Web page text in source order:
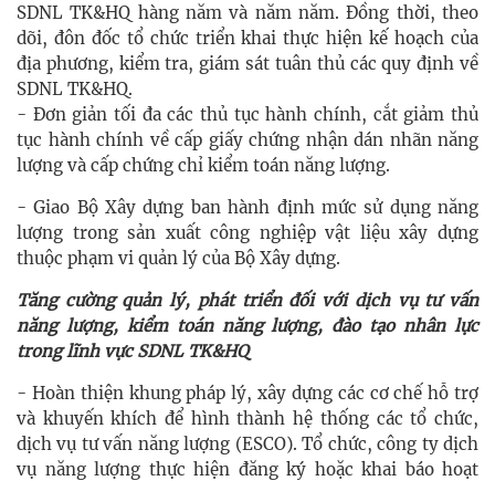
SDNL TK&HQ hàng năm và năm năm. Đồng thời, theo
dõi, đôn đốc tổ chức triển khai thực hiện kế hoạch của
địa phương, kiểm tra, giám sát tuân thủ các quy định về
SDNL TK&HQ.
- Đơn giản tối đa các thủ tục hành chính, cắt giảm thủ
tục hành chính về cấp giấy chứng nhận dán nhãn năng
lượng và cấp chứng chỉ kiểm toán năng lượng.
- Giao Bộ Xây dựng ban hành định mức sử dụng năng
lượng trong sản xuất công nghiệp vật liệu xây dựng
thuộc phạm vi quản lý của Bộ Xây dựng.
Tăng cường quản lý, phát triển đối với dịch vụ tư vấn
năng lượng, kiểm toán năng lượng, đào tạo nhân lực
trong lĩnh vực SDNL TK&HQ
- Hoàn thiện khung pháp lý, xây dựng các cơ chế hỗ trợ
và khuyến khích để hình thành hệ thống các tổ chức,
dịch vụ tư vấn năng lượng (ESCO). Tổ chức, công ty dịch
vụ năng lượng thực hiện đăng ký hoặc khai báo hoạt